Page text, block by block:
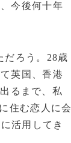
今後何十年
だろう。28歳
英国、香港
るまで、私
住む恋人に会
活用してき